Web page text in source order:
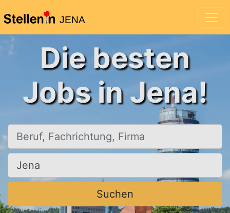
JENA
Die besten
Jobs in Jena!
Beruf, Fachrichtung, Firma
Ort, Stadt
Suchen